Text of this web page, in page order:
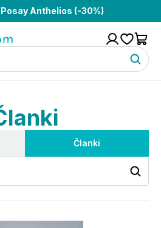
Anthelios (-30%)
Članki